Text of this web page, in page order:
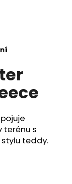
terénu s
teddy.